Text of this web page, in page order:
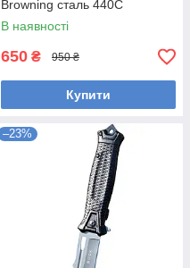
Browning сталь 440С
В наявності
650 ₴ 950 ₴
Купити
–23%